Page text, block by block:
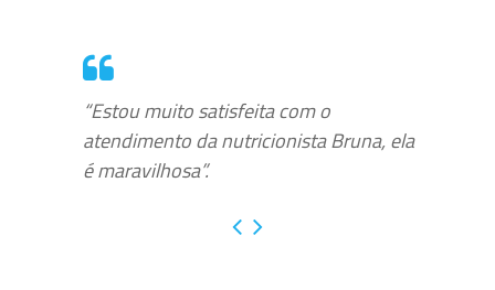
“Estou muito satisfeita com o
atendimento da nutricionista Bruna, ela
é maravilhosa”.